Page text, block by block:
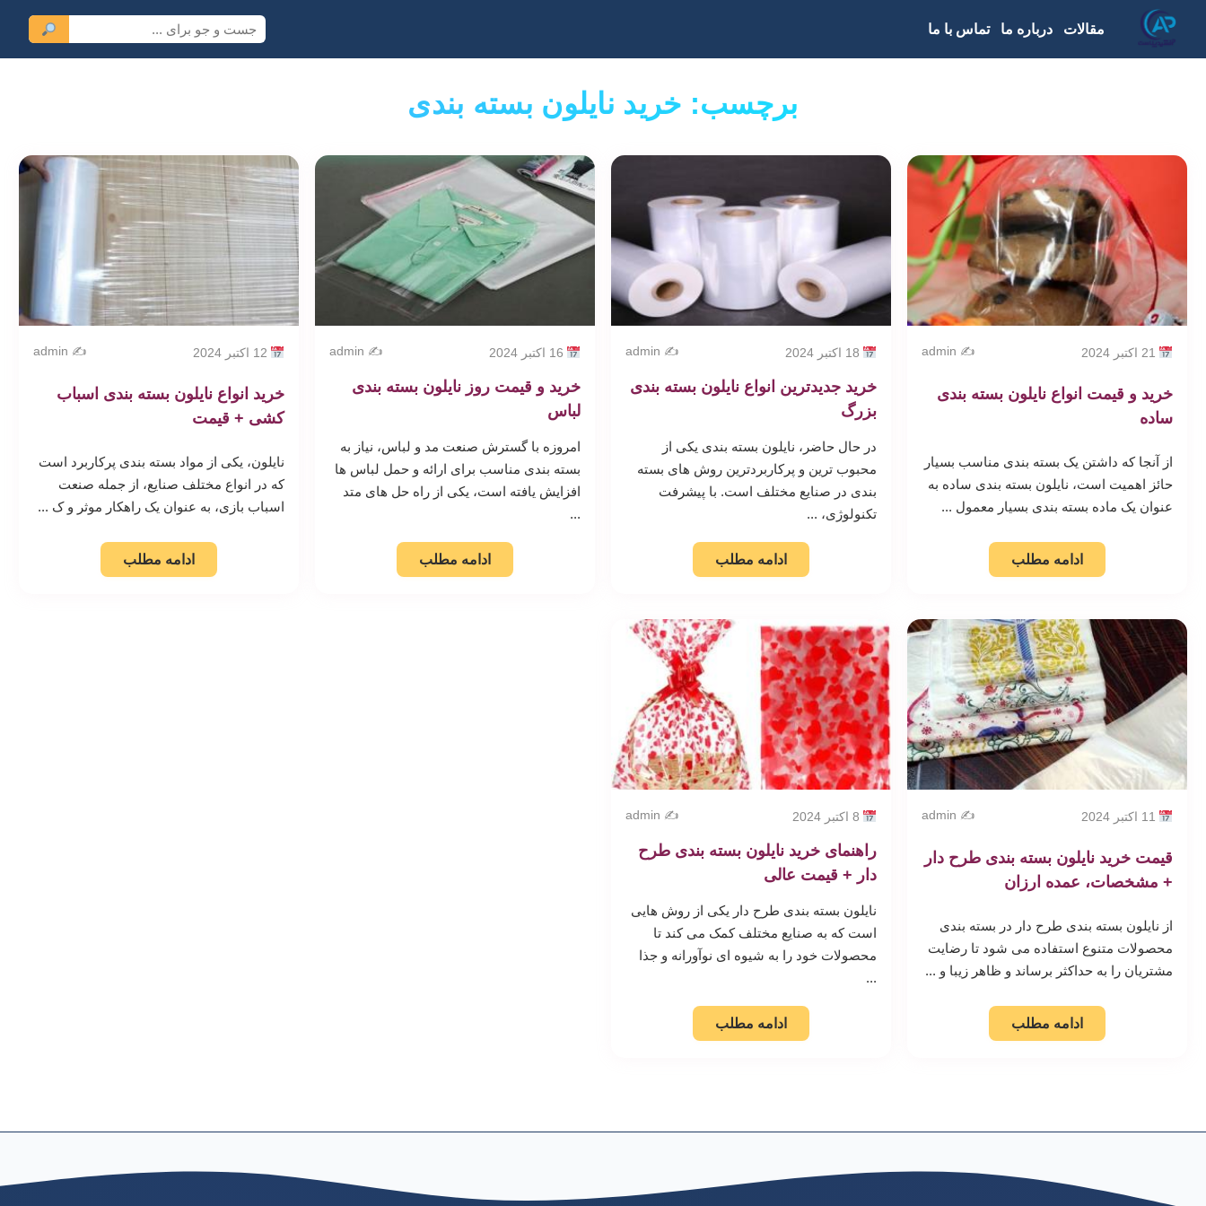
مقالات درباره ما تماس با ما
برچسب: خرید نایلون بسته بندی
✍️ admin
خرید و قیمت انواع نایلون بسته بندی
ساده
از آنجا که داشتن یک بسته بندی مناسب بسیار
حائز اهمیت است، نایلون بسته بندی ساده به
عنوان یک ماده بسته بندی بسیار معمول ...
ادامه مطلب
✍️ admin
خرید جدیدترین انواع نایلون بسته بندی
بزرگ
در حال حاضر، نایلون بسته بندی یکی از
محبوب ترین و پرکاربردترین روش های بسته
بندی در صنایع مختلف است. با پیشرفت
تکنولوژی، ...
ادامه مطلب
✍️ admin
خرید و قیمت روز نایلون بسته بندی
لباس
امروزه با گسترش صنعت مد و لباس، نیاز به
بسته بندی مناسب برای ارائه و حمل لباس ها
افزایش یافته است، یکی از راه حل های متد
...
ادامه مطلب
✍️ admin
خرید انواع نایلون بسته بندی اسباب
کشی + قیمت
نایلون، یکی از مواد بسته بندی پرکاربرد است
که در انواع مختلف صنایع، از جمله صنعت
اسباب بازی، به عنوان یک راهکار موثر و ک ...
ادامه مطلب
✍️ admin
قیمت خرید نایلون بسته بندی طرح دار
+ مشخصات، عمده ارزان
از نایلون بسته بندی طرح دار در بسته بندی
محصولات متنوع استفاده می شود تا رضایت
مشتریان را به حداکثر برساند و ظاهر زیبا و ...
ادامه مطلب
✍️ admin
راهنمای خرید نایلون بسته بندی طرح
دار + قیمت عالی
نایلون بسته بندی طرح دار یکی از روش هایی
است که به صنایع مختلف کمک می کند تا
محصولات خود را به شیوه ای نوآورانه و جذا
...
ادامه مطلب